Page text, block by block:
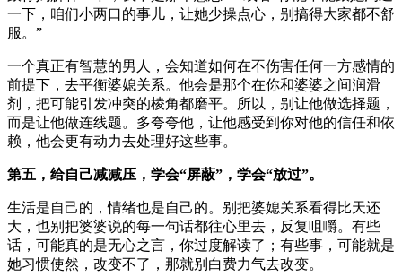
一下，咱们小两口的事儿，让她少操点心，别搞得大家都不舒
服。”
一个真正有智慧的男人，会知道如何在不伤害任何一方感情的
前提下，去平衡婆媳关系。他会是那个在你和婆婆之间润滑
剂，把可能引发冲突的棱角都磨平。所以，别让他做选择题，
而是让他做连线题。多夸夸他，让他感受到你对他的信任和依
赖，他会更有动力去处理好这些事。
第五，给自己减减压，学会“屏蔽”，学会“放过”。
生活是自己的，情绪也是自己的。别把婆媳关系看得比天还
大，也别把婆婆说的每一句话都往心里去，反复咀嚼。有些
话，可能真的是无心之言，你过度解读了；有些事，可能就是
她习惯使然，改变不了，那就别白费力气去改变。